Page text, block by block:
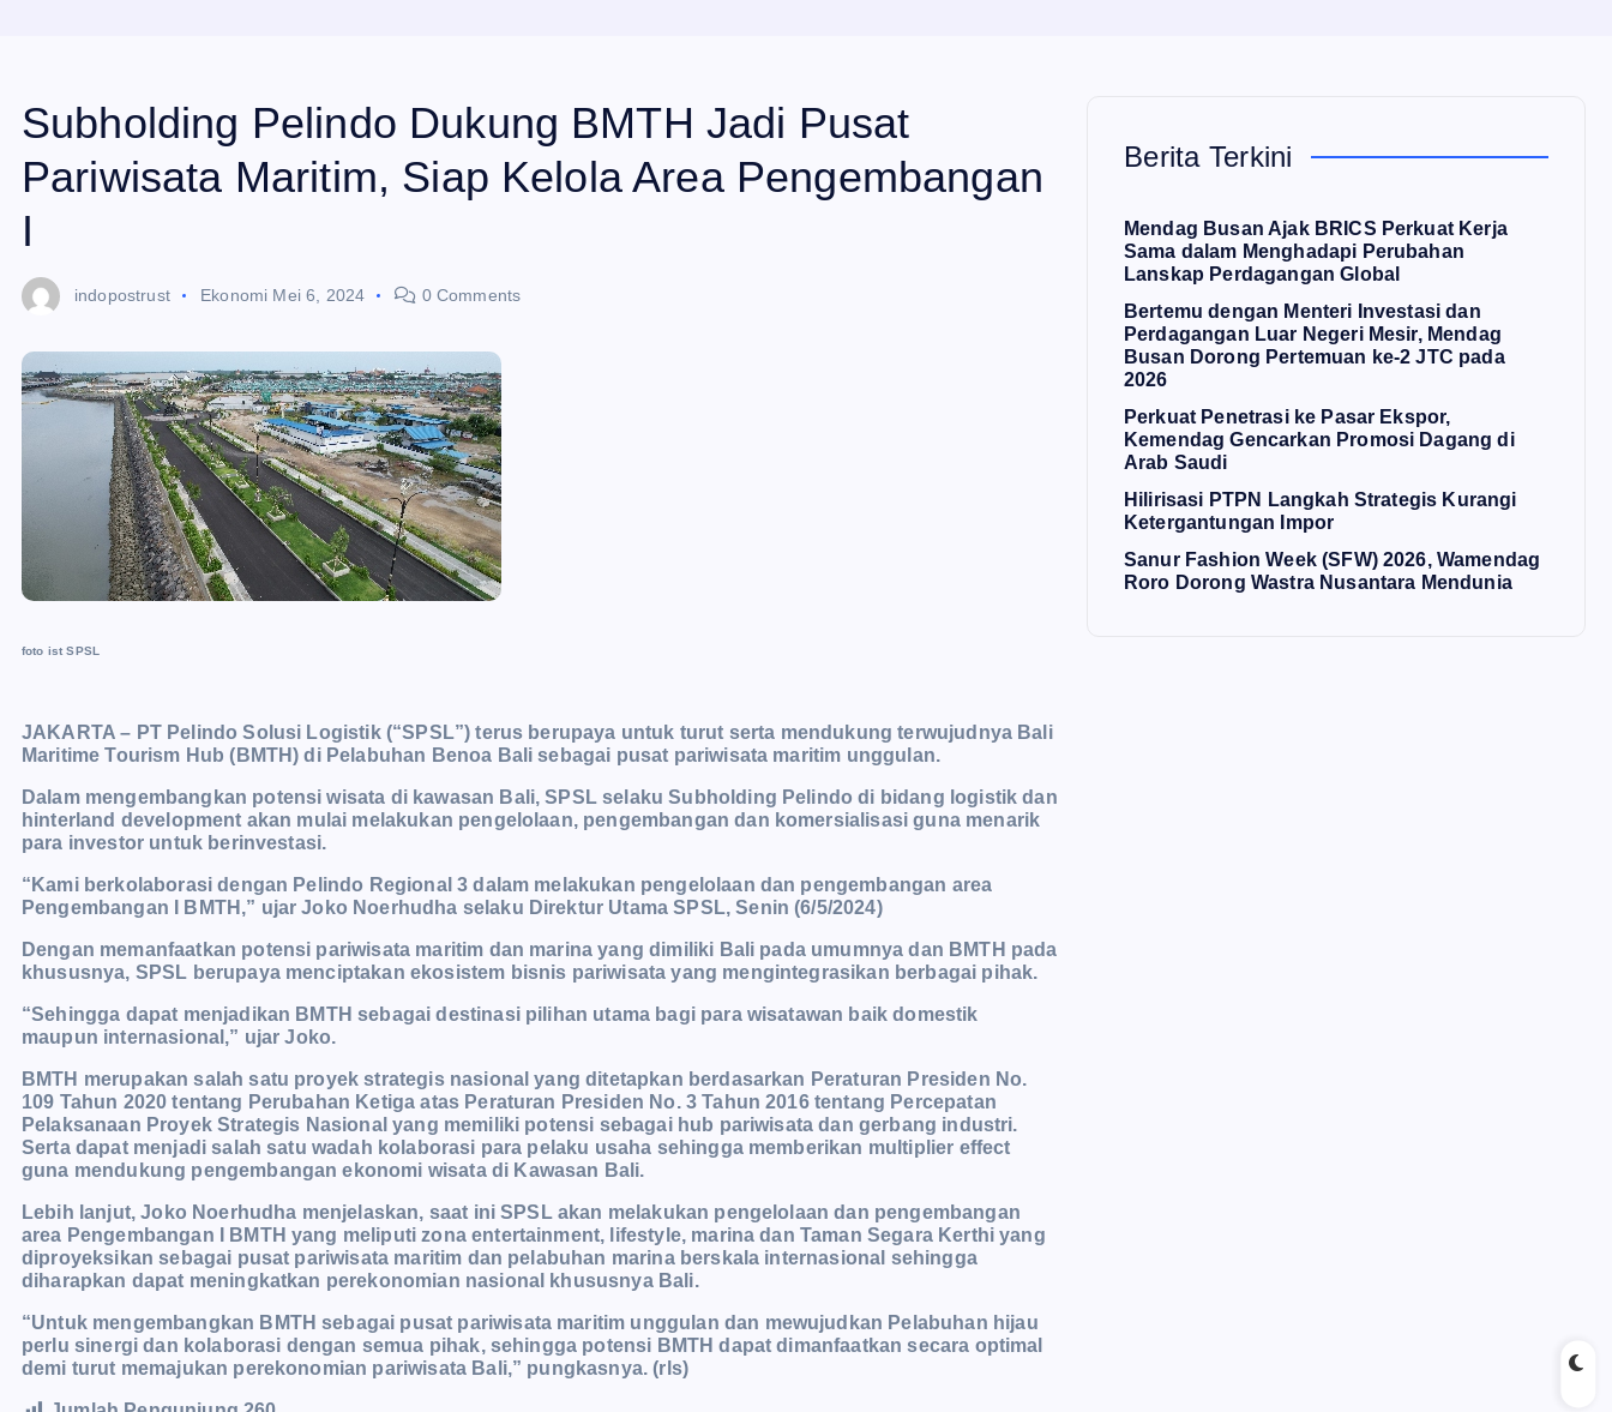
Subholding Pelindo Dukung BMTH Jadi Pusat
Pariwisata Maritim, Siap Kelola Area Pengembangan
I
indopostrust Ekonomi Mei 6, 2024 0 Comments
foto ist SPSL
JAKARTA – PT Pelindo Solusi Logistik (“SPSL”) terus berupaya untuk turut serta mendukung terwujudnya Bali
Maritime Tourism Hub (BMTH) di Pelabuhan Benoa Bali sebagai pusat pariwisata maritim unggulan.
Dalam mengembangkan potensi wisata di kawasan Bali, SPSL selaku Subholding Pelindo di bidang logistik dan
hinterland development akan mulai melakukan pengelolaan, pengembangan dan komersialisasi guna menarik
para investor untuk berinvestasi.
“Kami berkolaborasi dengan Pelindo Regional 3 dalam melakukan pengelolaan dan pengembangan area
Pengembangan I BMTH,” ujar Joko Noerhudha selaku Direktur Utama SPSL, Senin (6/5/2024)
Dengan memanfaatkan potensi pariwisata maritim dan marina yang dimiliki Bali pada umumnya dan BMTH pada
khususnya, SPSL berupaya menciptakan ekosistem bisnis pariwisata yang mengintegrasikan berbagai pihak.
“Sehingga dapat menjadikan BMTH sebagai destinasi pilihan utama bagi para wisatawan baik domestik
maupun internasional,” ujar Joko.
BMTH merupakan salah satu proyek strategis nasional yang ditetapkan berdasarkan Peraturan Presiden No.
109 Tahun 2020 tentang Perubahan Ketiga atas Peraturan Presiden No. 3 Tahun 2016 tentang Percepatan
Pelaksanaan Proyek Strategis Nasional yang memiliki potensi sebagai hub pariwisata dan gerbang industri.
Serta dapat menjadi salah satu wadah kolaborasi para pelaku usaha sehingga memberikan multiplier effect
guna mendukung pengembangan ekonomi wisata di Kawasan Bali.
Lebih lanjut, Joko Noerhudha menjelaskan, saat ini SPSL akan melakukan pengelolaan dan pengembangan
area Pengembangan I BMTH yang meliputi zona entertainment, lifestyle, marina dan Taman Segara Kerthi yang
diproyeksikan sebagai pusat pariwisata maritim dan pelabuhan marina berskala internasional sehingga
diharapkan dapat meningkatkan perekonomian nasional khususnya Bali.
“Untuk mengembangkan BMTH sebagai pusat pariwisata maritim unggulan dan mewujudkan Pelabuhan hijau
perlu sinergi dan kolaborasi dengan semua pihak, sehingga potensi BMTH dapat dimanfaatkan secara optimal
demi turut memajukan perekonomian pariwisata Bali,” pungkasnya. (rls)
Berita Terkini
Mendag Busan Ajak BRICS Perkuat Kerja
Sama dalam Menghadapi Perubahan
Lanskap Perdagangan Global
Bertemu dengan Menteri Investasi dan
Perdagangan Luar Negeri Mesir, Mendag
Busan Dorong Pertemuan ke-2 JTC pada
2026
Perkuat Penetrasi ke Pasar Ekspor,
Kemendag Gencarkan Promosi Dagang di
Arab Saudi
Hilirisasi PTPN Langkah Strategis Kurangi
Ketergantungan Impor
Sanur Fashion Week (SFW) 2026, Wamendag
Roro Dorong Wastra Nusantara Mendunia